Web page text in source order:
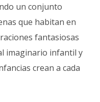
un conjunto
que habitan en
fantasiosas
imaginario infantil y
crean a cada